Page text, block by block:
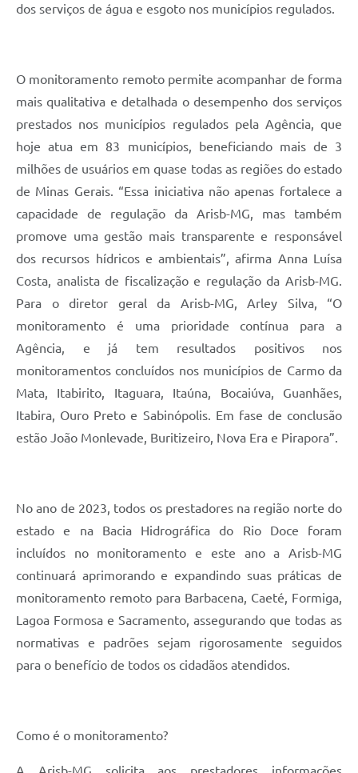
dos serviços de água e esgoto nos municípios regulados.
O monitoramento remoto permite acompanhar de forma
mais qualitativa e detalhada o desempenho dos serviços
prestados nos municípios regulados pela Agência, que
hoje atua em 83 municípios, beneficiando mais de 3
milhões de usuários em quase todas as regiões do estado
de Minas Gerais. “Essa iniciativa não apenas fortalece a
capacidade de regulação da Arisb-MG, mas também
promove uma gestão mais transparente e responsável
dos recursos hídricos e ambientais”, afirma Anna Luísa
Costa, analista de fiscalização e regulação da Arisb-MG.
Para o diretor geral da Arisb-MG, Arley Silva, “O
monitoramento é uma prioridade contínua para a
Agência, e já tem resultados positivos nos
monitoramentos concluídos nos municípios de Carmo da
Mata, Itabirito, Itaguara, Itaúna, Bocaiúva, Guanhães,
Itabira, Ouro Preto e Sabinópolis. Em fase de conclusão
estão João Monlevade, Buritizeiro, Nova Era e Pirapora”.
No ano de 2023, todos os prestadores na região norte do
estado e na Bacia Hidrográfica do Rio Doce foram
incluídos no monitoramento e este ano a Arisb-MG
continuará aprimorando e expandindo suas práticas de
monitoramento remoto para Barbacena, Caeté, Formiga,
Lagoa Formosa e Sacramento, assegurando que todas as
normativas e padrões sejam rigorosamente seguidos
para o benefício de todos os cidadãos atendidos.
Como é o monitoramento?